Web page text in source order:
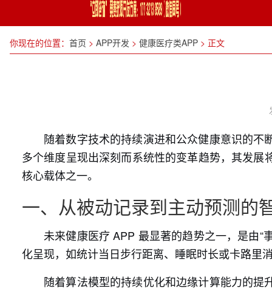
你现在的位置： 首页 > APP开发 > 健康医疗类APP > 正文
随着数字技术的持续演进和公众健康意识的
多个维度呈现出深刻而系统性的变革趋势，其发
核心载体之一。
一、从被动记录到主动预测的
未来健康医疗 APP 最显著的趋势之一，是由“
化呈现，如统计当日步行距离、睡眠时长或卡路里
随着算法模型的持续优化和边缘计算能力的